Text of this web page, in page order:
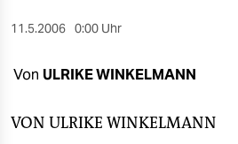
nord
wahrheit
11.5.2006 0:00 Uhr
Von ULRIKE WINKELMANN
VON ULRIKE WINKELMANN